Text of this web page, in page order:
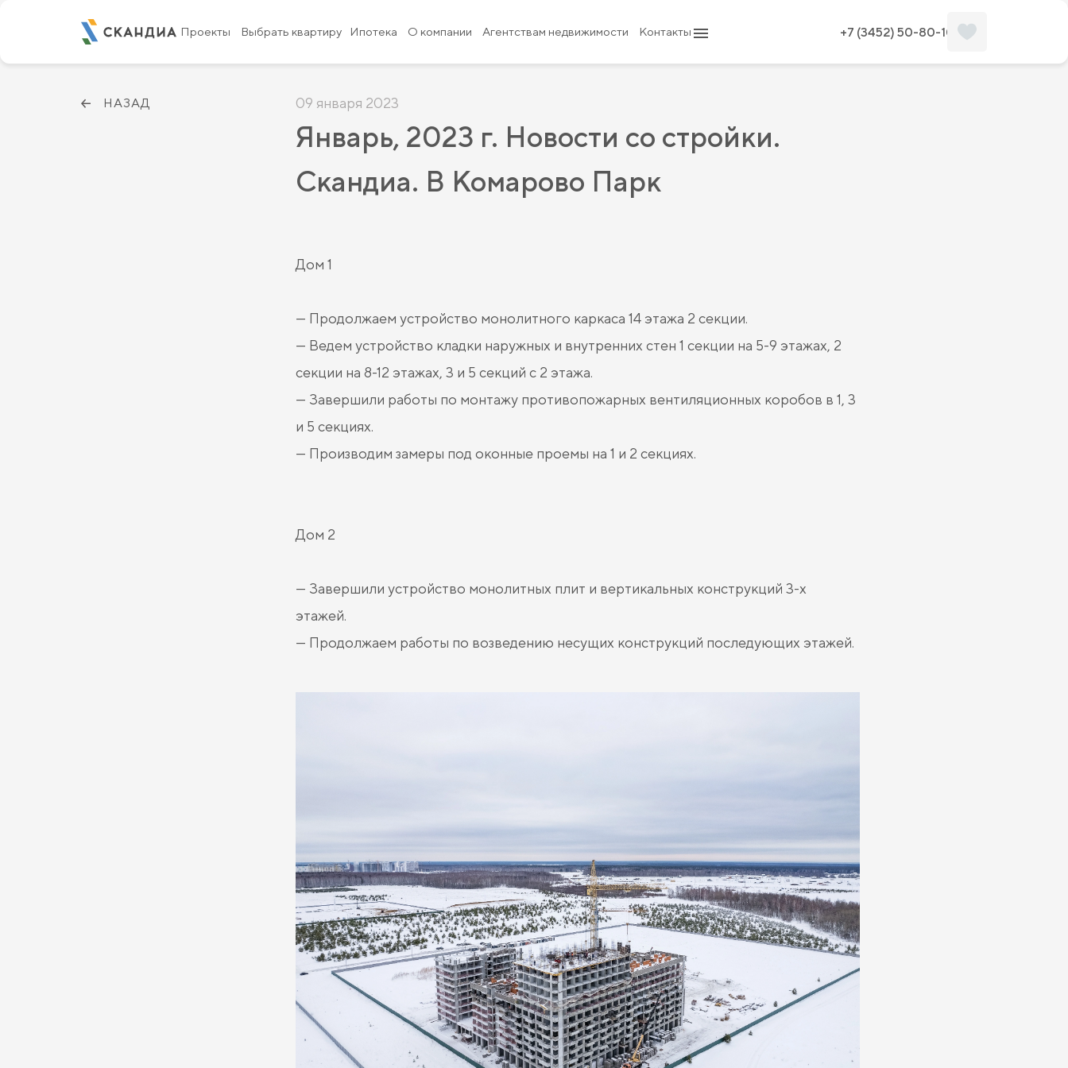
Проекты Выбрать квартиру Ипотека О компании Агентствам недвижимости Контакты +7 (3452) 50-80-10
НАЗАД 09 января 2023
Январь, 2023 г. Новости со стройки.
Скандиа. В Комарово Парк
Дом 1
— Продолжаем устройство монолитного каркаса 14 этажа 2 секции.
— Ведем устройство кладки наружных и внутренних стен 1 секции на 5-9 этажах, 2
секции на 8-12 этажах, 3 и 5 секций с 2 этажа.
— Завершили работы по монтажу противопожарных вентиляционных коробов в 1, 3
и 5 секциях.
— Производим замеры под оконные проемы на 1 и 2 секциях.
Дом 2
— Завершили устройство монолитных плит и вертикальных конструкций 3-х
этажей.
— Продолжаем работы по возведению несущих конструкций последующих этажей.